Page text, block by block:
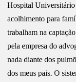
Hospital
acolhimento para
trabalham na
pela empresa do
nada diante dos
dos meus pais. O